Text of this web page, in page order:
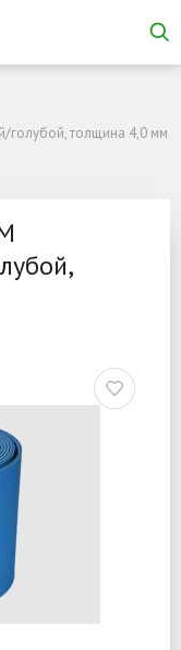
толщина 4,0 мм
для
голубой, толщина 4,0 мм